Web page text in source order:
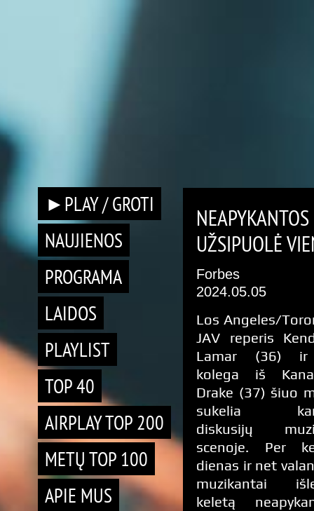
►PLAY / GROTI
NAUJIENOS
PROGRAMA
LAIDOS
PLAYLIST
TOP 40
AIRPLAY TOP 200
METŲ TOP 100
APIE MUS
UŽSIPUOLĖ
Forbes
2024.05.05
Los Angeles/
JAV reperis
Lamar (36)
kolega iš
Drake (37) šiuo
sukelia
diskusijų
scenoje. Per
dienas ir net
muzikantai
keletą